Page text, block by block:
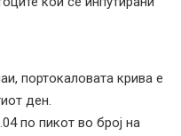
портокаловата крива е
ден.
по пикот во број на